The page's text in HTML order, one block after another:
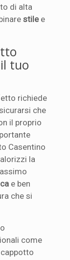
di alta
stilee
tuo
richiede
che
il proprio
Casentino
la
e ben
che si
come
cappotto